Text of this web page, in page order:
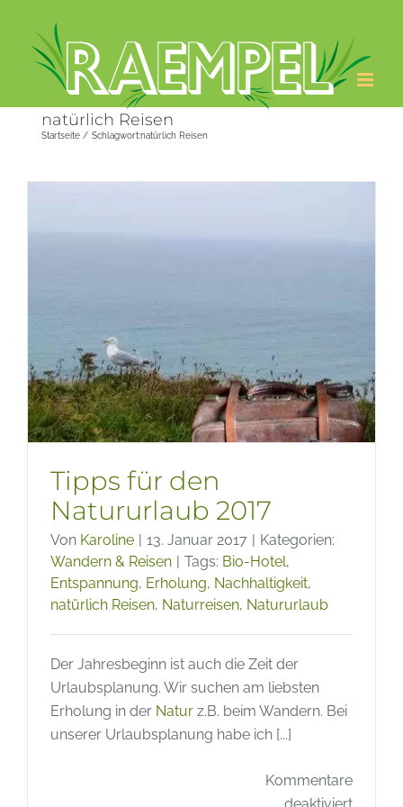
springen
natürlich Reisen
Startseite Schlagwort:natürlich Reisen
Tipps für den
Natururlaub 2017
Von Karoline 13. Januar 2017
Kategorien:
Wandern & Reisen
Tags: Bio-Hotel,
Entspannung, Erholung, Nachhaltigkeit,
natürlich Reisen, Naturreisen, Natururlaub
Der Jahresbeginn ist auch die Zeit der
Urlaubsplanung. Wir suchen am liebsten
Erholung in der Natur z.B. beim Wandern. Bei
unserer Urlaubsplanung habe ich [...]
Kommentare
für